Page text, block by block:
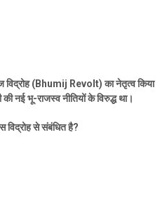
विद्रोह (Bhumij Revolt)का नेतृत्व किया
नई भू-राजस्व नीतियों के विरुद्ध था।
विद्रोह से संबंधित है?